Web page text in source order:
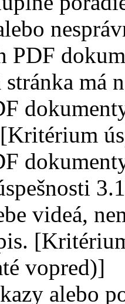
PDF
má
videá,
vopred)]
alebo